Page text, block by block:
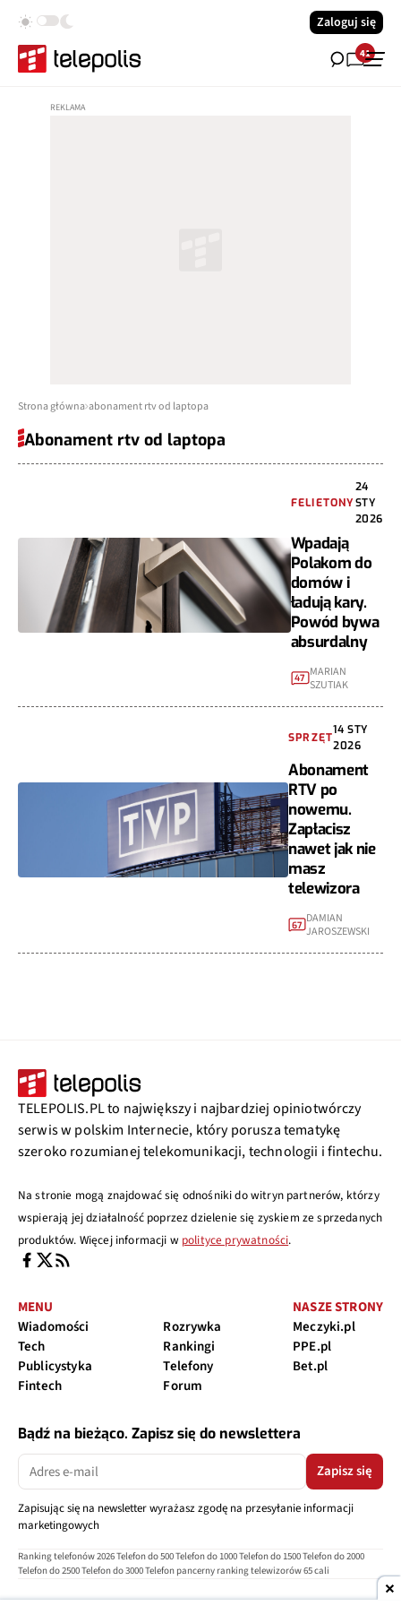
Zaloguj się
41
Strona główna abonament rtv od laptopa
Abonament rtv od laptopa
FELIETONY
24
STY
2026
Wpadają
Polakom do
domów i
ładują kary.
Powód bywa
absurdalny
47 MARIAN
SZUTIAK
SPRZĘT
14 STY
2026
Abonament
RTV po
nowemu.
Zapłacisz
nawet jak nie
masz
telewizora
67 DAMIAN
JAROSZEWSKI
TELEPOLIS.PL to największy i najbardziej opiniotwórczy
serwis w polskim Internecie, który porusza tematykę
szeroko rozumianej telekomunikacji, technologii i fintechu.
Na stronie mogą znajdować się odnośniki do witryn partnerów, którzy
wspierają jej działalność poprzez dzielenie się zyskiem ze sprzedanych
produktów. Więcej informacji w polityce prywatności.
MENU
Wiadomości
Tech
Publicystyka
Fintech
Rozrywka
Rankingi
Telefony
Forum
NASZE STRONY
Meczyki.pl
PPE.pl
Bet.pl
Bądź na bieżąco. Zapisz się do newslettera
Zapisz się
Zapisując się na newsletter wyrażasz zgodę na przesyłanie informacji
marketingowych
Ranking telefonów 2026Telefon do 500Telefon do 1000Telefon do 1500Telefon do 2000
Telefon do 2500Telefon do 3000Telefon pancerny ranking telewizorów 65 cali